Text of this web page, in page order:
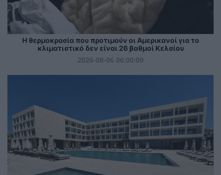
Η θερμοκρασία που προτιμούν οι Αμερικανοί για το
κλιματιστικό δεν είναι 26 βαθμοί Κελσίου
2026-08-06 06:00:09